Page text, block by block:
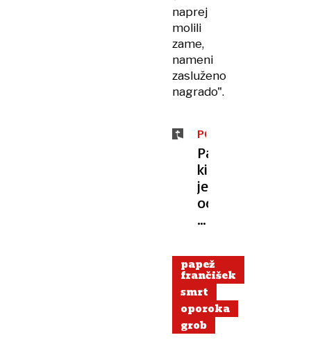
naprej
molili
zame,
nameni
zasluženo
nagrado".
PORTRET
Papež,
ki
je
odpiral
vrata
Cerkvi
papež
frančišek
smrt
oporoka
grob